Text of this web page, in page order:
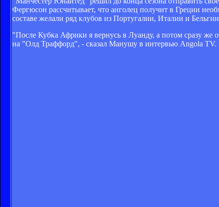
Фергюсон рассчитывает, что анголец получит в Греции
составе желали ряд клубов из Португалии, Италии и
"После Кубка Африки я вернусь в Луанду, а потом сразу же
на "Олд Траффорд", - сказал Манушу в интервью Angola TV.